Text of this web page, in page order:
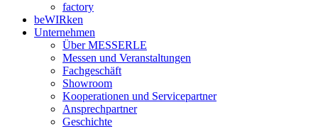
factory
beWIRken
Unternehmen
Über MESSERLE
Messen und Veranstaltungen
Fachgeschäft
Showroom
Kooperationen und Servicepartner
Ansprechpartner
Geschichte